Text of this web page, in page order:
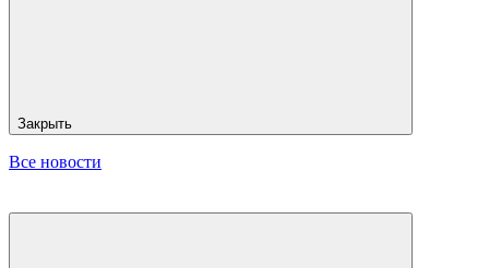
Закрыть
Все новости